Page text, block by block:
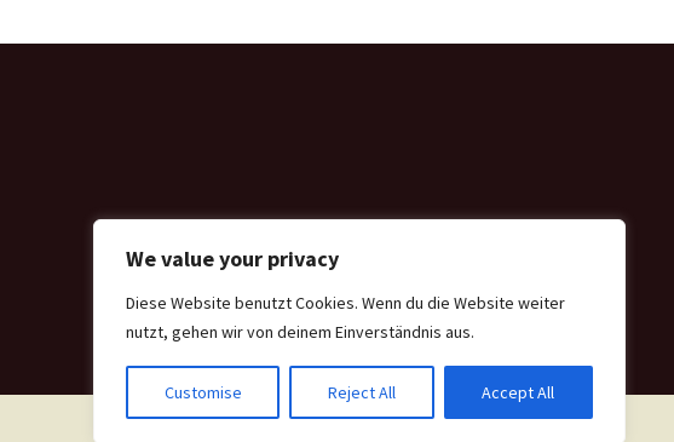
We value your privacy
Diese Website benutzt Cookies. Wenn du die Website weiter
nutzt, gehen wir von deinem Einverständnis aus.
Customise Reject All Accept All